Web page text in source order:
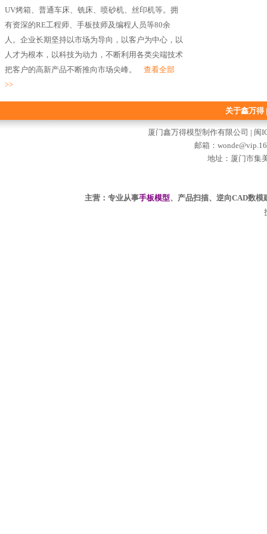
UV烤箱、普通车床、铣床、喷砂机、丝印机等。拥
有资深的RE工程师、手板技师及编程人员等80余
人。企业长期坚持以市场为导向，以客户为中心，以
人才为根本，以科技为动力，不断利用各类尖端技术
把客户的高新产品不断推向市场尖峰。 查看全部
>>
关于鑫万得
厦门鑫万得模型制作有限公司 | 闽
邮箱：
地址：厦门市集
主营：专业从事手板模型、产品扫描、逆向CAD数模